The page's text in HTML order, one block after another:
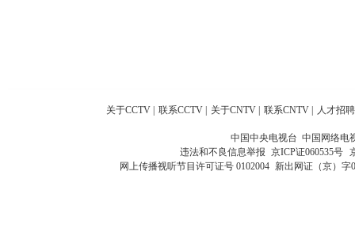
关于CCTV 联系CCTV 关于CNTV 联系CNTV 人才招聘
中国中央电视台 中国网络电
违法和不良信息举报 京ICP证060535号
网上传播视听节目许可证号 0102004 新出网证（京）